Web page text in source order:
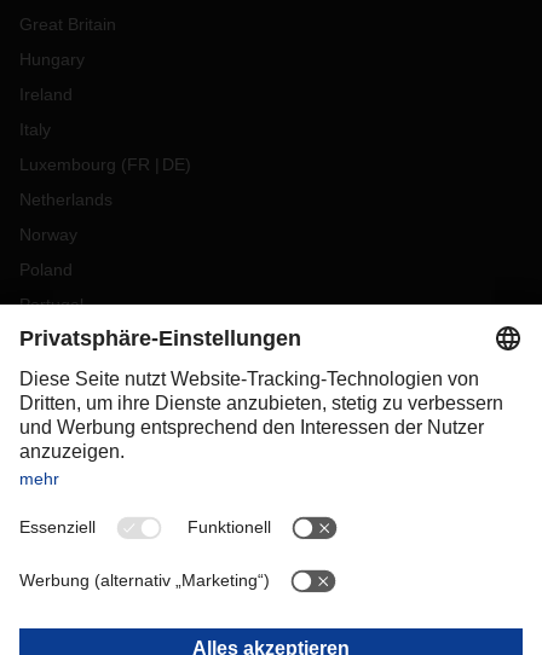
Great Britain
Hungary
Ireland
Italy
Luxembourg (FR DE)
Netherlands
Norway
Poland
Portugal
Romania
Slovakia
Spain
Sweden
Switzerland
OCEANIA